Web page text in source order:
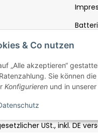
& Co nutzen
„Alle akzeptieren“
Sie können
Konfigurieren und in unserer
USt., inkl.DE